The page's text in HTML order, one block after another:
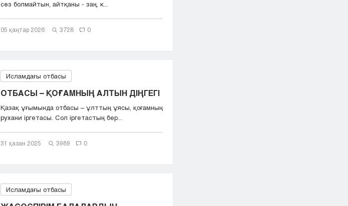
сөз болмайтын, айтқаны - заң, к...
05 қаңтар 2026 3728 0
Исламдағы отбасы
ОТБАСЫ – ҚОҒАМНЫҢ АЛТЫН ДІҢГЕГІ
Қазақ ұғымында отбасы – ұлттың ұясы, қоғамның
рухани іргетасы. Сол іргетастың бер...
31 қазан 2025 3989 0
Исламдағы отбасы